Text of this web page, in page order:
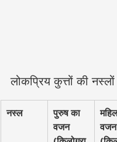
लोकप्रिय कुत्तों की
नस्ल
पुरुष का
वजन
वजन